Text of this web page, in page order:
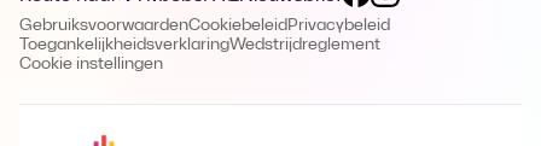
GebruiksvoorwaardenCookiebeleid Privacybeleid
ToegankelijkheidsverklaringWedstrijdreglement
Cookie instellingen